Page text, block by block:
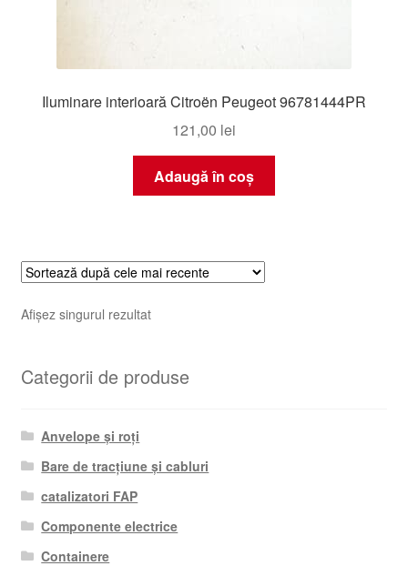
Politică de confidențialitate
Termeni si conditii
Iluminare interioară Citroën Peugeot 96781444PR
121,00 lei
Adaugă în coș
Afișez singurul rezultat
Categorii de produse
Anvelope și roți
Bare de tracțiune și cabluri
catalizatori FAP
Componente electrice
Containere